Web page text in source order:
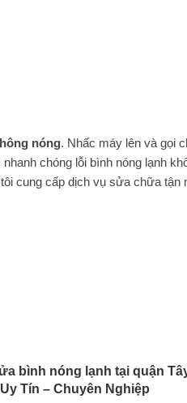
nóng. Nhấc máy lên và gọi
chóng lỗi bình nóng lạnh
cung cấp dịch vụ sửa chữa tận
bình nóng lạnh tại quận
Tín – Chuyên Nghiệp